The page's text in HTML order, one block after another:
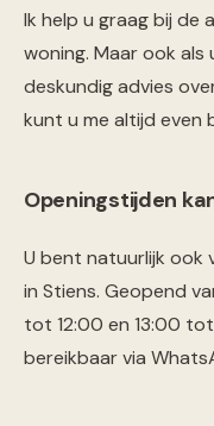
Ik help u graag bij de
woning. Maar ook
deskundig advies
kunt u me altijd even
Openingstijden
U bent natuurlijk ook
in Stiens. Geopend
tot 12:00 en 13:00
bereikbaar via